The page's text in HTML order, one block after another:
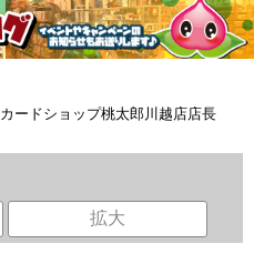
カードショップ桃太郎川越店店長
拡大